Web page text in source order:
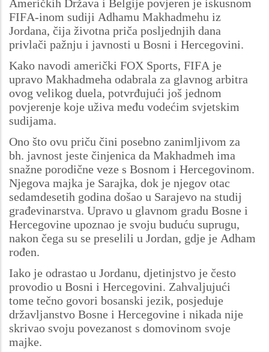
Američkih Država i Belgije povjeren je iskusnom
FIFA-inom sudiji Adhamu Makhadmehu iz
Jordana, čija životna priča posljednjih dana
privlači pažnju i javnosti u Bosni i Hercegovini.
Kako navodi američki FOX Sports, FIFA je
upravo Makhadmeha odabrala za glavnog arbitra
ovog velikog duela, potvrđujući još jednom
povjerenje koje uživa među vodećim svjetskim
sudijama.
Ono što ovu priču čini posebno zanimljivom za
bh. javnost jeste činjenica da Makhadmeh ima
snažne porodične veze s Bosnom i Hercegovinom.
Njegova majka je Sarajka, dok je njegov otac
sedamdesetih godina došao u Sarajevo na studij
građevinarstva. Upravo u glavnom gradu Bosne i
Hercegovine upoznao je svoju buduću suprugu,
nakon čega su se preselili u Jordan, gdje je Adham
rođen.
Iako je odrastao u Jordanu, djetinjstvo je često
provodio u Bosni i Hercegovini. Zahvaljujući
tome tečno govori bosanski jezik, posjeduje
državljanstvo Bosne i Hercegovine i nikada nije
skrivao svoju povezanost s domovinom svoje
majke.